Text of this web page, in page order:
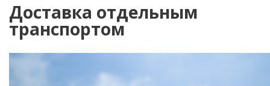
Доставка отдельным
транспортом